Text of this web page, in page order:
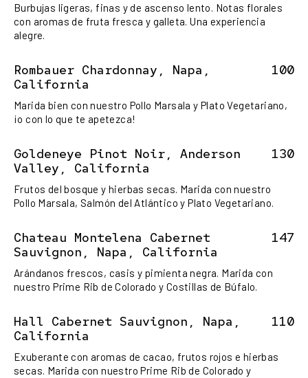
Burbujas ligeras, finas y de ascenso lento. Notas florales
con aromas de fruta fresca y galleta. Una experiencia
alegre.
Rombauer Chardonnay, Napa,
California
100
Marida bien con nuestro Pollo Marsala y Plato Vegetariano,
¡o con lo que te apetezca!
Goldeneye Pinot Noir, Anderson
Valley, California
130
Frutos del bosque y hierbas secas. Marida con nuestro
Pollo Marsala, Salmón del Atlántico y Plato Vegetariano.
Chateau Montelena Cabernet
Sauvignon, Napa, California
147
Arándanos frescos, casis y pimienta negra. Marida con
nuestro Prime Rib de Colorado y Costillas de Búfalo.
Hall Cabernet Sauvignon, Napa,
California
110
Exuberante con aromas de cacao, frutos rojos e hierbas
secas. Marida con nuestro Prime Rib de Colorado y